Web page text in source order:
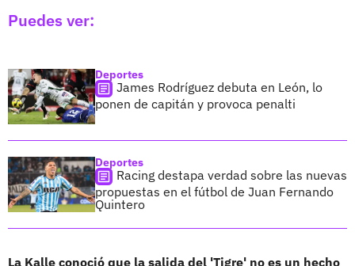
Puedes ver:
Deportes
James Rodríguez debuta en León, lo
ponen de capitán y provoca penalti
Deportes
Racing destapa verdad sobre las nuevas
propuestas en el fútbol de Juan Fernando
Quintero
La Kalle conoció que la salida del 'Tigre' no es un hecho